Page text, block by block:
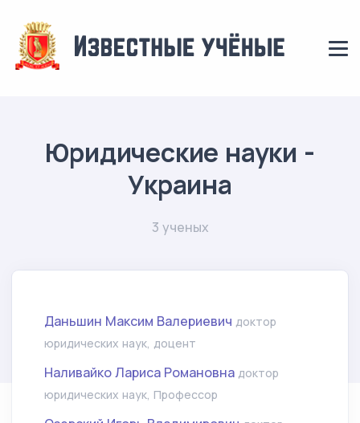
Юридические науки -
Украина
3 ученых
Даньшин Максим Валериевич доктор
юридических наук, доцент
Наливайко Лариса Романовна доктор
юридических наук, Профессор